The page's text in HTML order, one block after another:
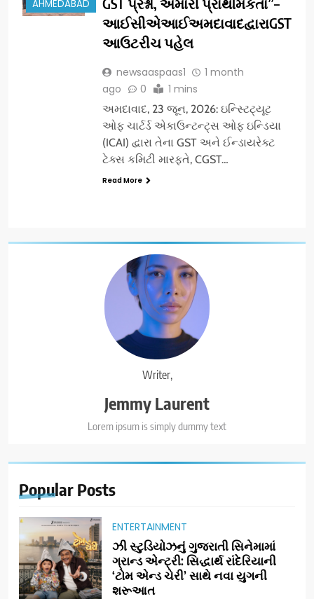
Writer,
Jemmy Laurent
Lorem ipsum is simply dummy text
Popular Posts
ENTERTAINMENT
ઝી સ્ટુડિયોઝનું ગુજરાતી સિનેમામાં
ગ્રાન્ડ એન્ટ્રી: સિદ્ધાર્થ રાંદેરિયાની
‘ટોમ એન્ડ ચેરી’ સાથે નવા યુગની
શરૂઆત
AHMEDABAD
GST પ્રશ્નો, અમારી પ્રાથમિકતા”–
આઈસીએઆઈઅમદાવાદદ્વારાGST
આઉટરીચ પહેલ
newsaaspaas1
1 month
ago
0 1 mins
અમદાવાદ, 23 જૂન, 2026: ઇન્સ્ટિટ્યૂટ
ઓફ ચાર્ટર્ડ એકાઉન્ટન્ટ્સ ઓફ ઇન્ડિયા
(ICAI) દ્વારા તેના GST અને ઈન્ડાયરેક્ટ
ટેક્સ કમિટી મારફતે, CGST…
Read More